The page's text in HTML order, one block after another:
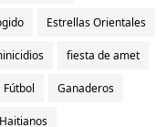
Estrellas Orientales
fiesta de amet
Fútbol Ganaderos
Haitianos